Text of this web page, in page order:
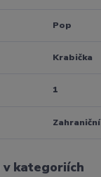
Pop
Krabička
1
Zahraniční
v kategoriích